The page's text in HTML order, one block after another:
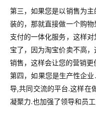
第三，如果您是以销售为
装的，那就直接做一个购
支付的一体化服务，这样
宝了，因为淘宝价卖不高
销售，这样会让您的营销更
第四，如果您是生产性企
导,共同交流的平台.这样在
凝聚力.也加强了领导和员